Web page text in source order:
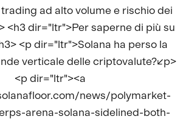
ad alto volume e rischio dei
<h3 dir="ltr">Per saperne di più su
<p dir="ltr">Solana ha perso la
verticale delle criptovalute?</p>
<p dir="ltr"><a
news/polymarket-
arena-solana-sidelined-both-